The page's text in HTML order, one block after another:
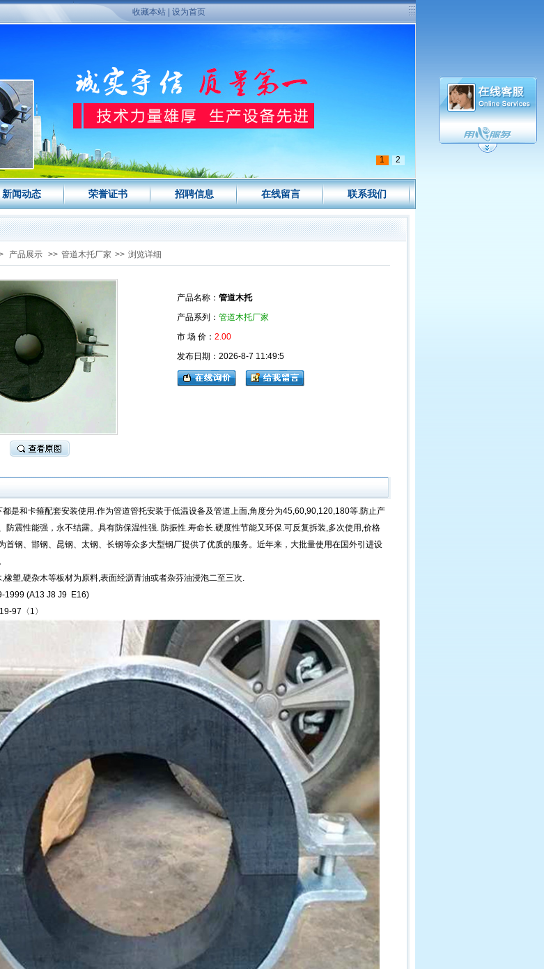
收藏本站| 设为首页
1 2
新闻动态 荣誉证书 招聘信息 在线留言 联系我们
产品展示 >> 管道木托厂家 >> 浏览详细
产品名称： 管道木托
产品系列： 管道木托厂家
市 场 价： 2.00
发布日期：2026-8-7 11:49:5
都是和卡箍配套安装使用.作为管道管托安装于低温设备及管道上面,角度分为45,60,90,120,180等.防止产
防震性能强，永不结露。具有防保温性强. 防振性.寿命长.硬度性节能又环保.可反复拆装,多次使用,价格
首钢、邯钢、昆钢、太钢、长钢等众多大型钢厂提供了优质的服务。近年来，大批量使用在国外引进设
橡塑,硬杂木等板材为原料,表面经沥青油或者杂芬油浸泡二至三次.
1999 (A13 J8 J9 E16)
97〈1〉